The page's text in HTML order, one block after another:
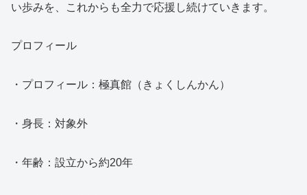
い歩みを、これからも全力で応援し続けていきます。
プロフィール
・プロフィール：極真館（きょくしんかん）
・身長：対象外
・年齢：設立から約20年